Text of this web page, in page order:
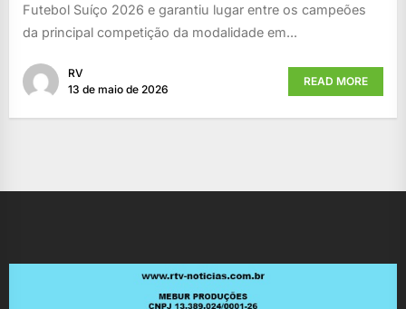
Futebol Suíço 2026 e garantiu lugar entre os campeões
da principal competição da modalidade em...
RV
13 de maio de 2026
READ MORE